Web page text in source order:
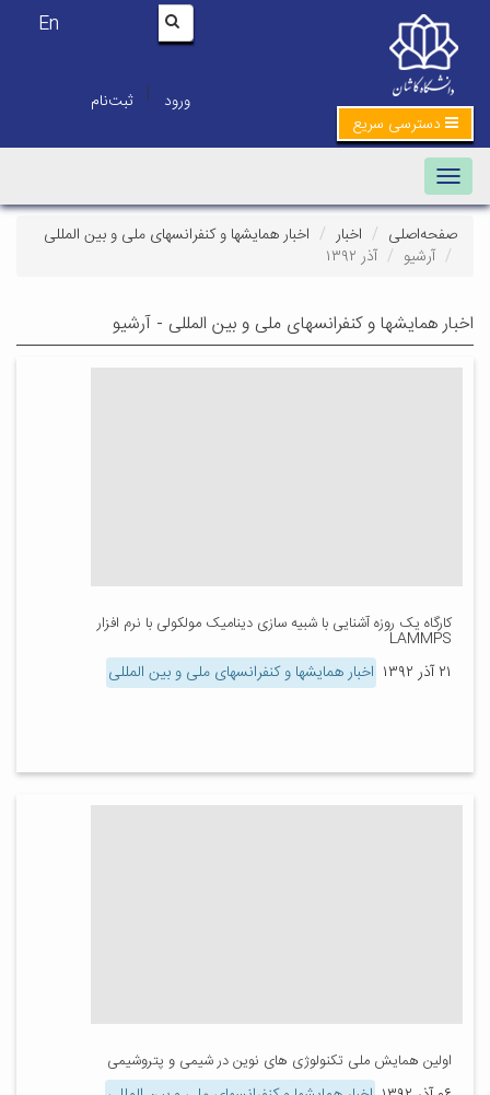
En
ورود | ثبت‌نام
دسترسی سریع
Toggle navigation
صفحه‌اصلی اخبار
اخبار همایشها و کنفرانسهای ملی و بین المللی
آرشیو
آذر ۱۳۹۲
اخبار همایشها و کنفرانسهای ملی و بین المللی - آرشیو
کارگاه یک روزه آشنایی با شبیه سازی دینامیک مولکولی با نرم افزار
LAMMPS
۲۱ آذر ۱۳۹۲ اخبار همایشها و کنفرانسهای ملی و بین المللی
اولین همایش ملی تکنولوژی های نوین در شیمی و پتروشیمی